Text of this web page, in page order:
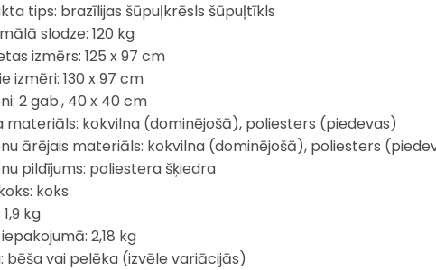
tips: brazīlijas šūpuļkrēsls šūpuļtīkls
slodze: 120 kg
izmērs: 125 x 97 cm
izmēri: 130 x 97 cm
2 gab., 40 x 40 cm
materiāls: kokvilna (dominējošā), poliesters (piedevas)
ārējais materiāls: kokvilna (dominējošā), poliesters
pildījums: poliestera šķiedra
koks
kg
2,18 kg
bēša vai pelēka (izvēle variācijās)